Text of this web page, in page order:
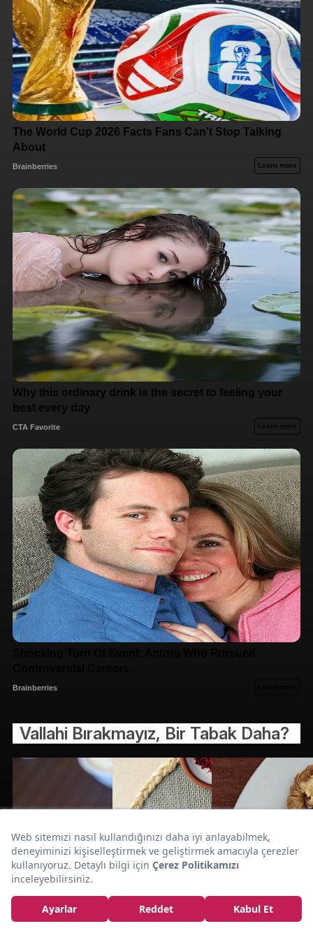
Çikolata
Dolgulu Pancake
Tarifi
Vallahi Bırakmayız, Bir Tabak Daha?